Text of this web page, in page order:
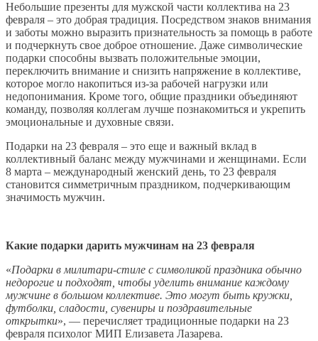
Небольшие презенты для мужской части коллектива на 23
февраля – это добрая традиция. Посредством знаков внимания
и заботы можно выразить признательность за помощь в работе
и подчеркнуть свое доброе отношение. Даже символические
подарки способны вызвать положительные эмоции,
переключить внимание и снизить напряжение в коллективе,
которое могло накопиться из-за рабочей нагрузки или
недопонимания. Кроме того, общие праздники объединяют
команду, позволяя коллегам лучше познакомиться и укрепить
эмоциональные и духовные связи.
Подарки на 23 февраля – это еще и важный вклад в
коллективный баланс между мужчинами и женщинами. Если
8 марта – международный женский день, то 23 февраля
становится симметричным праздником, подчеркивающим
значимость мужчин.
Какие подарки дарить мужчинам на 23 февраля
«Подарки в милитари-стиле с символикой праздника обычно
недорогие и подходят, чтобы уделить внимание каждому
мужчине в большом коллективе. Это могут быть кружки,
футболки, сладости, сувениры и поздравительные
открытки», — перечисляет традиционные подарки на 23
февраля психолог МИП Елизавета Лазарева.